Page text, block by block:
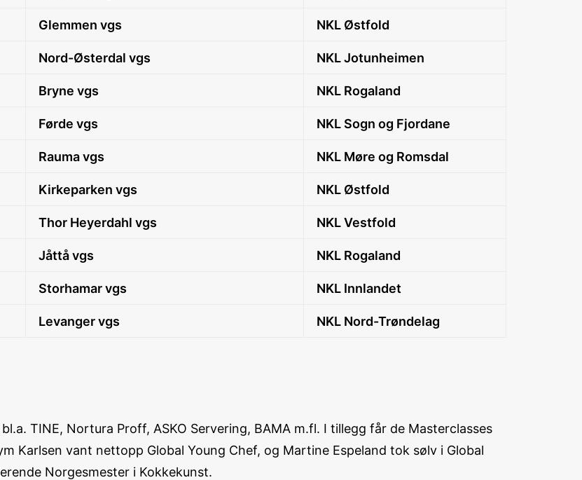
Glemmen vgs NKL Østfold
Nord-Østerdal vgs NKL Jotunheimen
Bryne vgs NKL Rogaland
Førde vgs NKL Sogn og Fjordane
Rauma vgs NKL Møre og Romsdal
Kirkeparken vgs NKL Østfold
Thor Heyerdahl vgs NKL Vestfold
Jåttå vgs NKL Rogaland
Storhamar vgs NKL Innlandet
Levanger vgs NKL Nord-Trøndelag
TINE, Nortura Proff, ASKO Servering, BAMA m.fl. I tillegg får de Masterclasses
Karlsen vant nettopp Global Young Chef, og Martine Espeland tok sølv i Global
Norgesmester i Kokkekunst.